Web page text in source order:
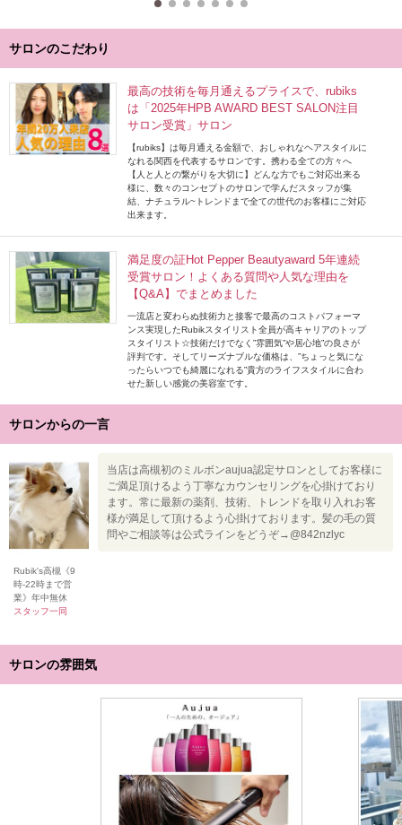
サロンのこだわり
最高の技術を毎月通えるプライスで、rubiks
は「2025年HPB AWARD BEST SALON注目
サロン受賞」サロン
【rubiks】は毎月通える金額で、おしゃれなヘアスタイルに
なれる関西を代表するサロンです。携わる全ての方々へ
【人と人との繋がりを大切に】どんな方でもご対応出来る
様に、数々のコンセプトのサロンで学んだスタッフが集
結、ナチュラル~トレンドまで全ての世代のお客様にご対応
出来ます。
満足度の証Hot Pepper Beautyaward 5年連続
受賞サロン！よくある質問や人気な理由を
【Q&A】でまとめました
一流店と変わらぬ技術力と接客で最高のコストパフォーマ
ンス実現したRubikスタイリスト全員が高キャリアのトップ
スタイリスト☆技術だけでなく”雰囲気”や居心地”の良さが
評判です。そしてリーズナブルな価格は、”ちょっと気にな
ったらいつでも綺麗になれる”貴方のライフスタイルに合わ
せた新しい感覚の美容室です。
サロンからの一言
Rubik's高槻《9
時-22時まで営
業》年中無休
スタッフ一同
当店は高槻初のミルボンaujua認定サロンとしてお客様に
ご満足頂けるよう丁寧なカウンセリングを心掛けており
ます。常に最新の薬剤、技術、トレンドを取り入れお客
様が満足して頂けるよう心掛けております。髪の毛の質
問やご相談等は公式ラインをどうぞ→@842nzlyc
サロンの雰囲気